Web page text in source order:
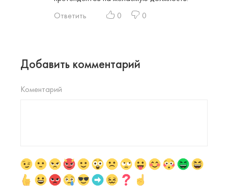
Ответить
0 0
Добавить комментарий
Коментарий